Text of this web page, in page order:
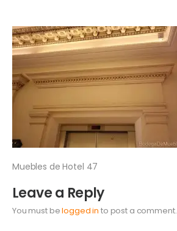
Muebles de Hotel 47
Leave a Reply
You must belogged in to post a comment.